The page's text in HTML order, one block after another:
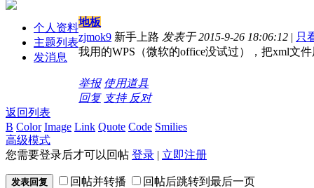
个人资料
主题列表
发消息
地板
zjmok9 新手上路 发表于 2015-9-26 18:06:12 | 只
我用的WPS（微软的office没试过），把xml文
举报 使用道具
回复 支持 反对
返回列表
B Color Image Link Quote Code Smilies
高级模式
您需要登录后才可以回帖 登录 | 立即注册
发表回复 回帖并转播 回帖后跳转到最后一页